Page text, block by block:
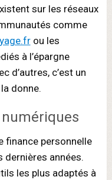
sur les réseaux
comme
ou les
à l’épargne
d’autres, c’est un
donne.
finance personnelle
années.
les plus adaptés à